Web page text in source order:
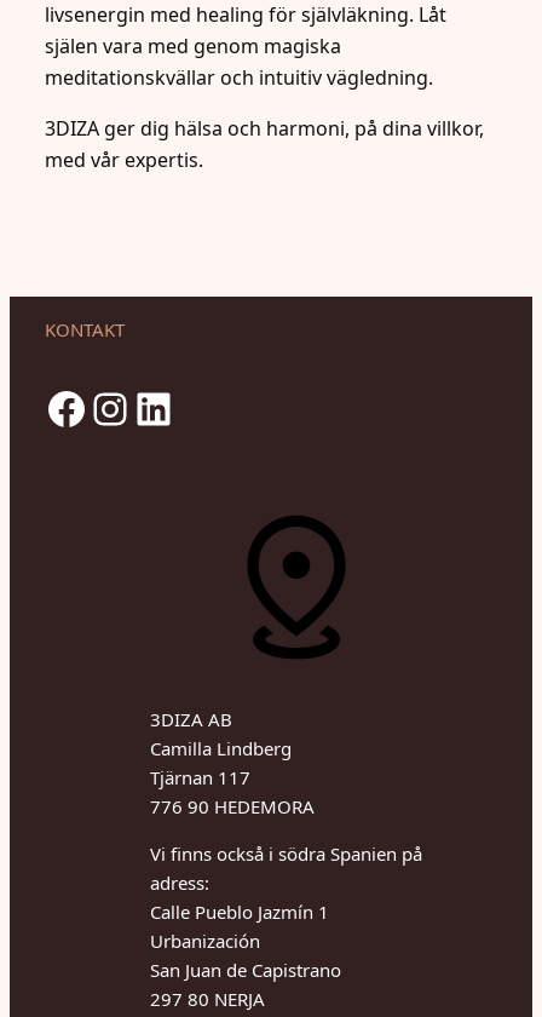
livsenergin med healing för självläkning. Låt
själen vara med genom magiska
meditationskvällar och intuitiv vägledning.
3DIZA ger dig hälsa och harmoni, på dina villkor,
med vår expertis.
KONTAKT
Facebook InstagramLinkedIn
3DIZA AB
Camilla Lindberg
Tjärnan 117
776 90 HEDEMORA
Vi finns också i södra Spanien på
adress:
Calle Pueblo Jazmín 1
Urbanización
San Juan de Capistrano
297 80 NERJA